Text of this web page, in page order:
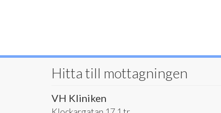
Hitta till mottagningen
VH Kliniken